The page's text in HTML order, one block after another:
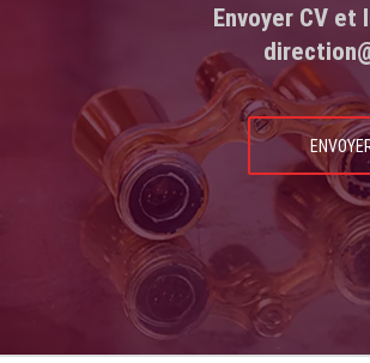
Envoyer CV